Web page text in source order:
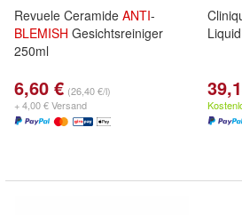
Revuele Ceramide ANTI-
BLEMISH Gesichtsreiniger
250ml
6,60 € (26,40 €/l)
+ 4,00 € Versand